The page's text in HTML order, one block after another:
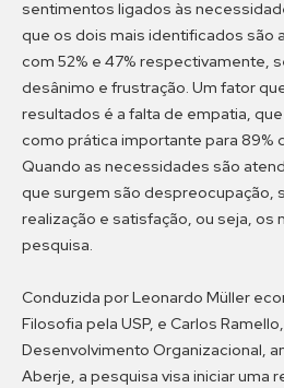
sentimentos ligados às
que os dois mais identificados são
com 52% e 47% respectivamente,
desânimo e frustração. Um fator
resultados é a falta de empatia,
como prática importante para 89%
Quando as necessidades são
que surgem são despreocupação,
realização e satisfação, ou seja, os
pesquisa.
Conduzida por Leonardo Müller
Filosofia pela USP, e Carlos
Desenvolvimento Organizacional,
Aberje, a pesquisa visa iniciar uma